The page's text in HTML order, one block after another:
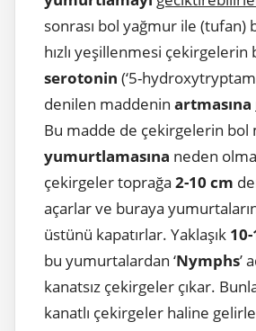
sonrası bol yağmur ile (tufan)
hızlı yeşillenmesi
serotonin (‘5-
denilen maddenin artmasına
Bu madde de çekirgelerin bol
yumurtlamasına neden
çekirgeler toprağa 2-10 cm
açarlar ve buraya
üstünü kapatırlar. Yaklaşık
bu yumurtalardan ‘Nymphs’
kanatsız çekirgeler çıkar.
kanatlı çekirgeler haline